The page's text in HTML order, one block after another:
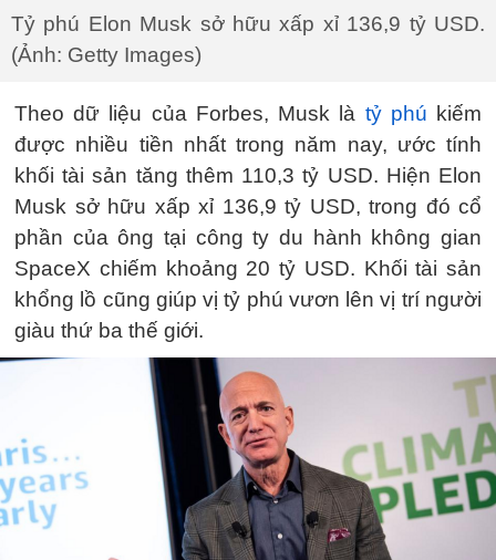
Tỷ phú Elon Musk sở hữu xấp xỉ 136,9 tỷ USD.
(Ảnh: Getty Images)
Theo dữ liệu của Forbes, Musk là tỷ phú kiếm
được nhiều tiền nhất trong năm nay, ước tính
khối tài sản tăng thêm 110,3 tỷ USD. Hiện Elon
Musk sở hữu xấp xỉ 136,9 tỷ USD, trong đó cổ
phần của ông tại công ty du hành không gian
SpaceX chiếm khoảng 20 tỷ USD. Khối tài sản
khổng lồ cũng giúp vị tỷ phú vươn lên vị trí người
giàu thứ ba thế giới.